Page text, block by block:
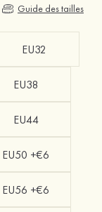
Guide des tailles
EU32
EU38
EU44
EU50 +€6
EU56 +€6